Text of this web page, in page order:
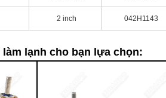
2 inch 042H1143
lạnh cho bạn lựa chọn: